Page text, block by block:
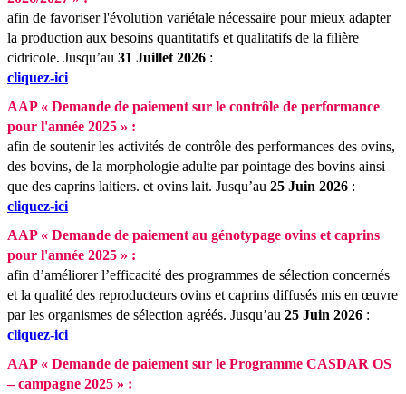
afin de favoriser l'évolution variétale nécessaire pour mieux adapter
la production aux besoins quantitatifs et qualitatifs de la filière
cidricole. Jusqu’au 31 Juillet 2026 :
cliquez-ici
AAP « Demande de paiement sur le contrôle de performance
pour l'année 2025 » :
afin de soutenir les activités de contrôle des performances des ovins,
des bovins, de la morphologie adulte par pointage des bovins ainsi
que des caprins laitiers. et ovins lait. Jusqu’au 25 Juin 2026 :
cliquez-ici
AAP « Demande de paiement au génotypage ovins et caprins
pour l'année 2025 » :
afin d’améliorer l’efficacité des programmes de sélection concernés
et la qualité des reproducteurs ovins et caprins diffusés mis en œuvre
par les organismes de sélection agréés. Jusqu’au 25 Juin 2026 :
cliquez-ici
AAP « Demande de paiement sur le Programme CASDAR OS
– campagne 2025 » :